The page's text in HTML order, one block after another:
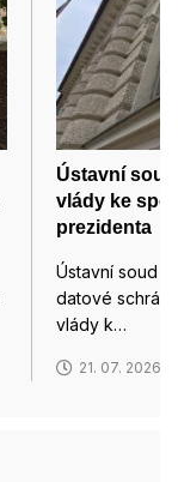
Ústavní
vlády ke
prezidenta
Ústavní soud
datové
vlády k…
21. 07. 2026